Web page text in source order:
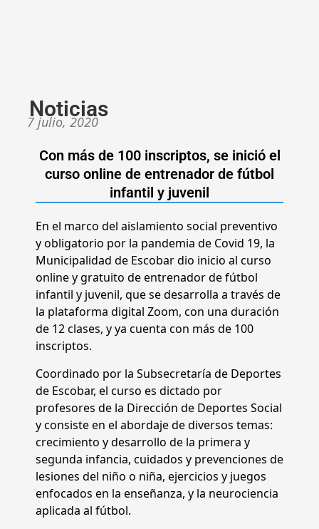
Noticias
7 julio, 2020
Con más de 100 inscriptos, se inició el
curso online de entrenador de fútbol
infantil y juvenil
En el marco del aislamiento social preventivo
y obligatorio por la pandemia de Covid 19, la
Municipalidad de Escobar dio inicio al curso
online y gratuito de entrenador de fútbol
infantil y juvenil, que se desarrolla a través de
la plataforma digital Zoom, con una duración
de 12 clases, y ya cuenta con más de 100
inscriptos.
Coordinado por la Subsecretaría de Deportes
de Escobar, el curso es dictado por
profesores de la Dirección de Deportes Social
y consiste en el abordaje de diversos temas:
crecimiento y desarrollo de la primera y
segunda infancia, cuidados y prevenciones de
lesiones del niño o niña, ejercicios y juegos
enfocados en la enseñanza, y la neurociencia
aplicada al fútbol.